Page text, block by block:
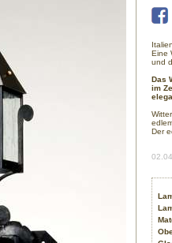
Eine
und
Das
im
Der